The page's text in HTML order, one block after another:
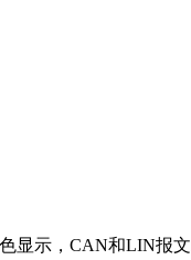
显示，CAN和LIN报